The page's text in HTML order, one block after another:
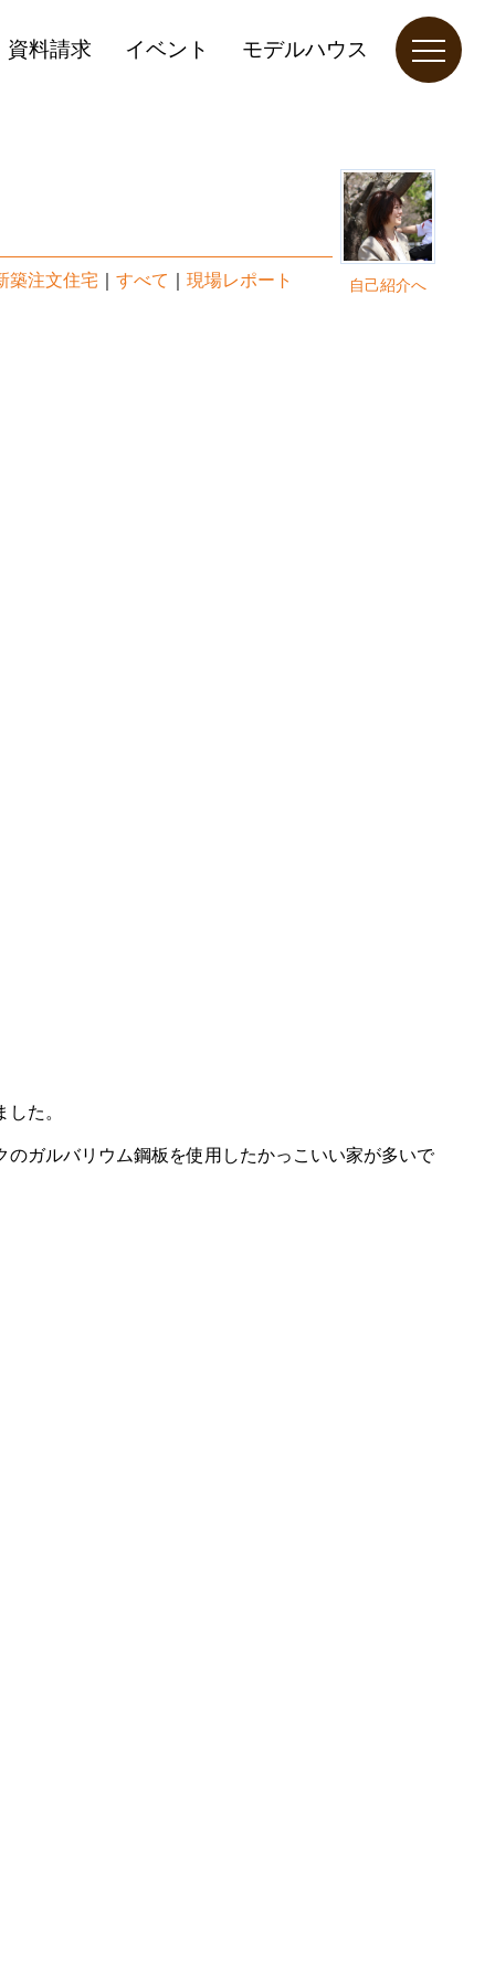
資料請求 イベント モデルハウス
自己紹介へ
築注文住宅 すべて 現場レポート
た。
ガルバリウム鋼板を使用したかっこいい家が多いで